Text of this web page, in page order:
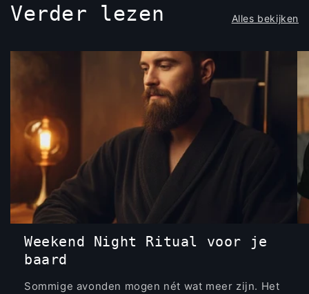
Verder lezen Alles bekijken
Weekend Night Ritual voor je
baard
Sommige avonden mogen nét wat meer zijn. Het